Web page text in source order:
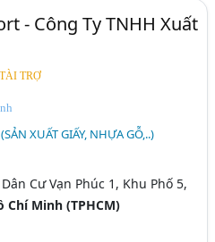
- Công Ty TNHH Xuất
TRỢ
XUẤT GIẤY, NHỰA GỖ,..)
Cư Vạn Phúc 1, Khu Phố 5,
Chí Minh (TPHCM)